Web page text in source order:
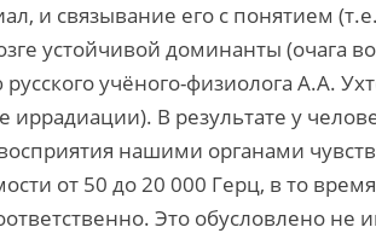
и связывание его с понятием
устойчивой доминанты (очага
учёного-физиолога А.А.
В результате у
нашими органами
от 50 до 20 000 Герц, в то
Это обусловлено не